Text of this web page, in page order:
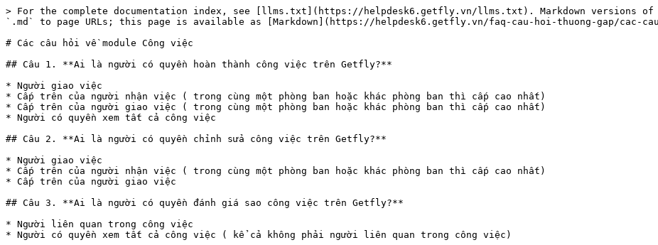
> For the complete documentation index, see [llms.txt](https://helpdesk6.getfly.vn/llms.txt). Markdown versions of
`.md` to page URLs; this page is available as [Markdown](https://helpdesk6.getfly.vn/faq-cau-hoi-thuong-gap/cac-
# Các câu hỏi về module Công việc
## Câu 1. **Ai là người có quyền hoàn thành công việc trên Getfly?**
* Người giao việc
* Cấp trên của người nhận việc ( trong cùng một phòng ban hoặc khác phòng ban thì cấp cao nhất)
* Cấp trên của người giao việc ( trong cùng một phòng ban hoặc khác phòng ban thì cấp cao nhất)
* Người có quyền xem tất cả công việc
## Câu 2. **Ai là người có quyền chỉnh sửa công việc trên Getfly?**
* Người giao việc
* Cấp trên của người nhận việc ( trong cùng một phòng ban hoặc khác phòng ban thì cấp cao nhất)
* Cấp trên của người giao việc
## Câu 3. **Ai là người có quyền đánh giá sao công việc trên Getfly?**
* Người liên quan trong công việc
* Người có quyền xem tất cả công việc ( kể cả không phải người liên quan trong công việc)